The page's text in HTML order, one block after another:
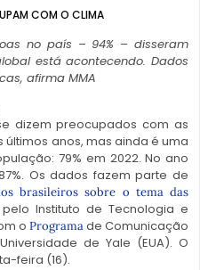
COM O CLIMA
no país – 94% – disseram
está acontecendo. Dados
afirma MMA
dizem preocupados com as
últimos anos, mas ainda é uma
79% em 2022. No ano
Os dados fazem parte de
brasileiros sobre o tema das
Instituto de Tecnologia e
o Programade Comunicação
de Yale (EUA). O
feira (16).